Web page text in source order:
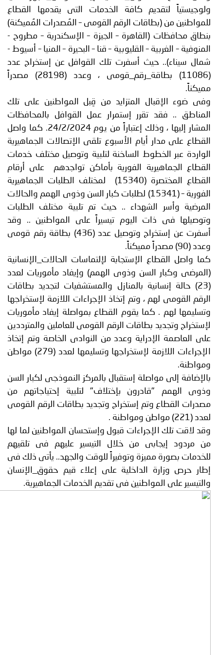
لتقديم كافة الخدمات التى يقدمها القطاع
من (بطاقات الرقم القومى – المُصدرات المُميكنة)
(القاهرة – الجيزة – الإسكندرية – مطروح -
– الغربية – القليوبية – قنا – البحيرة – المنيا – أسيوط -
حيث أسفرت تلك القوافل عن إستخراج عدد
(11086) بطاقة_رقم_قومى ، وعدد (28198) مصدراً
الإقبال المتزايد من قِبل المواطنين على تلك
.. فقد تقرر إستمرار عمل القوافل بالمحافظات
المشار إليها ، وذلك إعتباراً من يوم 24/2/2024. كما واصل
مدار أيام الأسبوع تلقى الإتصالات الجماهيرية
عبر الخطوط الساخنة لتلبية وتوصيل مختلف خدمات
الجماهيرية الفورية بأماكن تواجدهم على أرقام
القطاع المختصرة (15340) لمختلف الطلبات الجماهيرية
الفورية – (15341) لطلبات كبار السن وذوى الهمم والحالات
وأسر الشهداء .. حيث تم تلبية مختلف الطلبات
فى ذات اليوم تيسيراً على المواطنين .. وقد
أسفرت عن إستخراج وتوصيل عدد (436) بطاقة رقم قومى
القطاع الإستجابة لإلتماسات الحالات_الإنسانية
وكبار السن وذوى الهمم) وإيفاد مأموريات لعدد
حالة إنسانية بالمنازل والمستشفيات لتجديد بطاقات
لهم ، وتم إتخاذ الإجراءات اللازمة لإستخراجها
لهم . كما يقوم القطاع بمواصلة إيفاد مأموريات
وتجديد بطاقات الرقم القومى للعاملين والمترددين
الإدراية وعدد من النوادى الخاصة وتم إتخاذ
الإجراءات اللازمة لإستخراجها وتسليمها لعدد (279) مواطن
إلى مواصلة إستقبال بالمركز النموذجى لكبار السن
"قادرون بإختلاف" لتلبية إحتياجاتهم من
القطاع وتم إستخراج وتجديد بطاقات الرقم القومى
تلك الإجراءات قبول وإستحسان المواطنين لما لها
إيجابى من خلال التيسير عليهم فى تلقيهم
بصورة مميزة وتوفيراً للوقت والجهد.. يأتى ذلك فى
وزارة الداخلية على إعلاء قيم حقوق_الإنسان
على المواطنين فى تقديم الخدمات الجماهيرية.